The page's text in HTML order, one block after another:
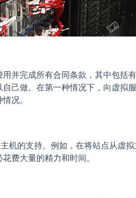
并完成所有合同条款，其中包括
己做。在第一种情况下，向虚拟
况。
机的支持。例如，在将站点从虚
费大量的精力和时间。